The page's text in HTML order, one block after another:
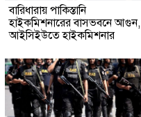
বারিধারায় পাকিস্তানি
হাইকমিশনারের বাসভবনে আগুন,
আইসিইউতে হাইকমিশনার